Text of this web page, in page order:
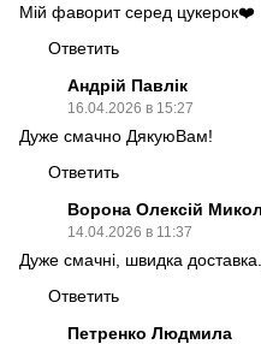
Мій фаворит серед цукерок❤️
Ответить
Андрій Павлік
16.04.2026 в 15:27
Дуже смачно ДякуюВам!
Ответить
Ворона Олексій
14.04.2026 в 11:37
Дуже смачні, швидка
Ответить
Петренко Людмила